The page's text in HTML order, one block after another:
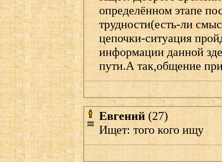
определённом этапе
трудности(есть-ли
цепочки-ситуация
информации данной
пути.А так,общение
Евгений (27)
Ищет: того кого ищу